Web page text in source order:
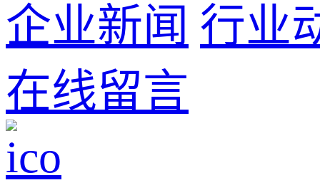
企业新闻 行业
在线留言